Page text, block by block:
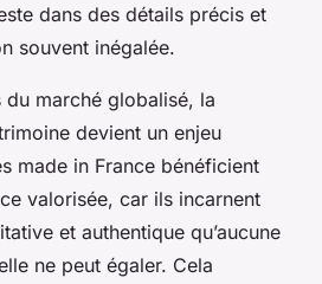
dans des détails précis et
souvent inégalée.
du marché globalisé, la
devient un enjeu
made in France bénéficient
valorisée, car ils incarnent
et authentique qu’aucune
ne peut égaler. Cela